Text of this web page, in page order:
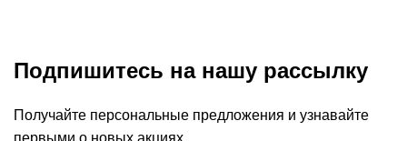
Подпишитесь на нашу рассылку
Получайте персональные предложения и узнавайте
первыми о новых акциях